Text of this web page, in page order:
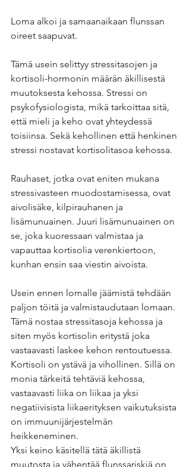
Loma alkoi ja samaanaikaan flunssan
oireet saapuvat.
Tämä usein selittyy stressitasojen ja
kortisoli-hormonin määrän äkillisestä
muutoksesta kehossa. Stressi on
psykofysiologista, mikä tarkoittaa sitä,
että mieli ja keho ovat yhteydessä
toisiinsa. Sekä kehollinen että henkinen
stressi nostavat kortisolitasoa kehossa.
Rauhaset, jotka ovat eniten mukana
stressivasteen muodostamisessa, ovat
aivolisäke, kilpirauhanen ja
lisämunuainen. Juuri lisämunuainen on
se, joka kuoressaan valmistaa ja
vapauttaa kortisolia verenkiertoon,
kunhan ensin saa viestin aivoista.
Usein ennen lomalle jäämistä tehdään
paljon töitä ja valmistaudutaan lomaan.
Tämä nostaa stressitasoja kehossa ja
siten myös kortisolin eritystä joka
vastaavasti laskee kehon rentoutuessa.
Kortisoli on ystävä ja vihollinen. Sillä on
monia tärkeitä tehtäviä kehossa,
vastaavasti liika on liikaa ja yksi
negatiivisista liikaerityksen vaikutuksista
on immuunijärjestelmän
heikkeneminen.
Yksi keino käsitellä tätä äkillistä
muutosta ja vähentää flunssariskiä on